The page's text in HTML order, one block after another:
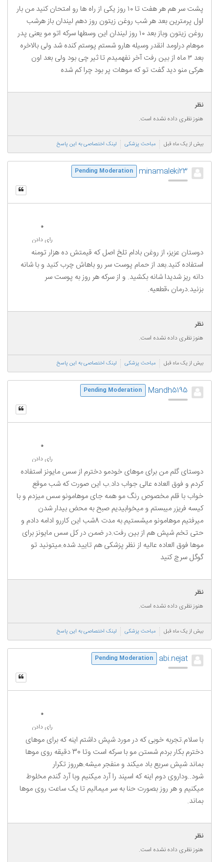
پشت سر هم هر هفت تا ۱۰ روز یکی از راه ها رو امتحان کنید من بار
اول پرمترین بعد هر شب روغن زیتون روز دهم لیندان باز هرشب
روغن زیتون وباز بعد ۱۰ روز لیندان این وسطها سرکه اتو مو یعنی پدر
موهام دراومد انقدر وسیله هارو شستم پوستم کنده شد ولی بالاخره
بعد ۳ ماه از بین رفت آخر نفهمیدم تا ثیر چی بود ولی بعد اون
هرکی منو دید گفت تو که موهات پر بود چرا کم شده
نظر
هنوز نظری داده نشده است.
بیش از یک ماه قبل مباحث پزشکی لینک اختصاصی به این پاسخ
minamaleki23
Pending Moderation
0
رای دادن
دوستان عزیز، از روغن بادام تلخ اصل که قیمتش ده هزار تومنه
استفاده کنید.بعد از حمام پوست سر رو باهاش چرب کنید و با شانه
دانه ریز شدیدا شانه بکشید. و از سرکه هر روز به پوست سر
بزنید.درمان ،قطعیه.
نظر
هنوز نظری داده نشده است.
بیش از یک ماه قبل مباحث پزشکی لینک اختصاصی به این پاسخ
Mandh5195
Pending Moderation
0
رای دادن
دوستای گلم من برای موهای خودمو دخترم از سس مایونز استفاده
کردم و فوق العاده عالی جواب داد.ب این صورت که شب موقع
خواب با قلم مخصوص رنگ مو همه جای موهامونو سس میزدم و با
کیسه فریزر میبستم و میخوابیدیم صبح به محض بیدار شدن
میرفتیم موهامونو میشستیم.به مدت 8شب این کاررو ادامه دادم و
حتی تخم شپش هم از بین رفت.در ضمن در کل سس مایونز برای
موها فوق العاده عالیه از نظر پزشکی هم تایید شده.میتونید تو
گوگل سرچ کنید
نظر
هنوز نظری داده نشده است.
بیش از یک ماه قبل مباحث پزشکی لینک اختصاصی به این پاسخ
abi.nejat
Pending Moderation
0
رای دادن
با سلام.تجربه خوبی که در مورد شپش داشتم اینه که برای موهای
دخترم بکار بردم شستن مو با سرکه است وتا 30 دقیقه روی موها
بماند شپش سریع باد میکند و منفجر میشه.هرروز تکرار
شود..وداروی دوم اینه که اسپند را آرد میکنیم وبا آرد گندم مخلوط
میکنیم و هر روز بصورت حنا به سر میمالیم تا یک ساعت روی موها
بماند.
نظر
هنوز نظری داده نشده است.